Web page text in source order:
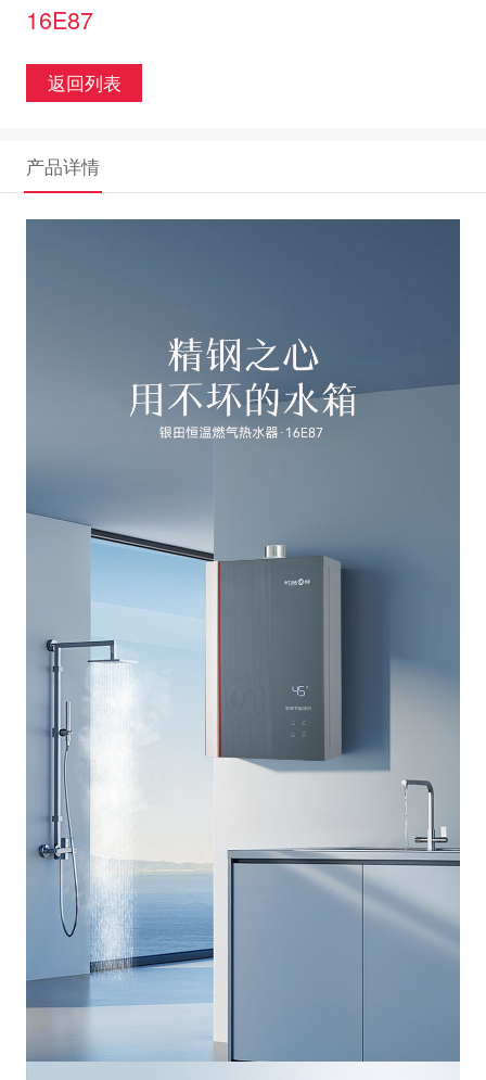
16E87
返回列表
产品详情